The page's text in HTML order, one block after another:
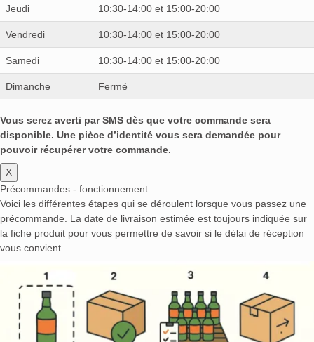
Jeudi 10:30-14:00 et 15:00-20:00
Vendredi 10:30-14:00 et 15:00-20:00
Samedi 10:30-14:00 et 15:00-20:00
Dimanche Fermé
Vous serez averti par SMS dès que votre commande sera
disponible. Une pièce d’identité vous sera demandée pour
pouvoir récupérer votre commande.
X
Précommandes - fonctionnement
Voici les différentes étapes qui se déroulent lorsque vous passez une
précommande. La date de livraison estimée est toujours indiquée sur
la fiche produit pour vous permettre de savoir si le délai de réception
vous convient.